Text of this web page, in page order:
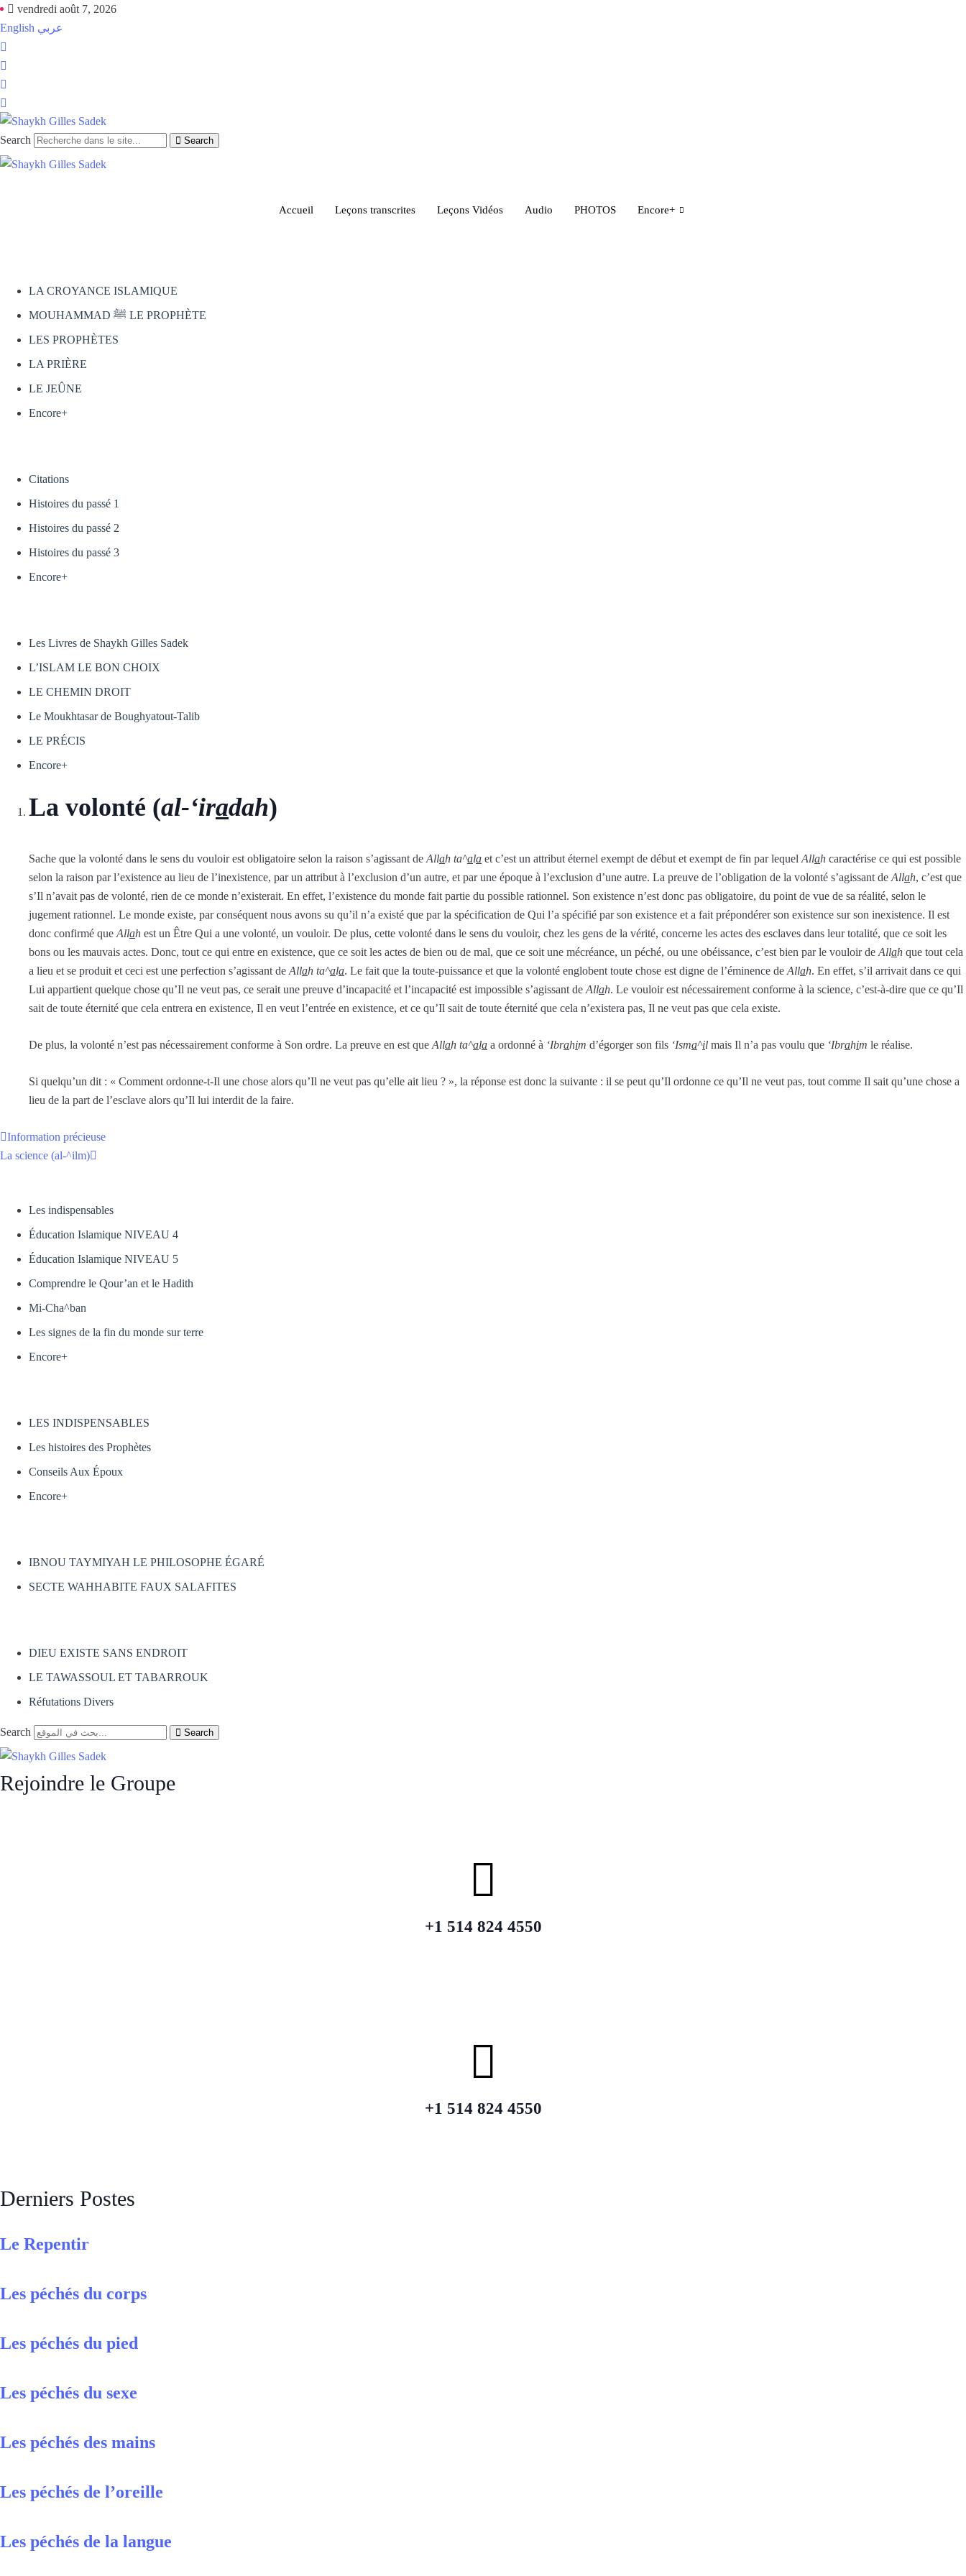
vendredi août 7, 2026
English عربي
Search Search
Accueil Leçons transcrites Leçons Vidéos​ Audio PHOTOS Encore+
LA CROYANCE ISLAMIQUE
MOUHAMMAD ﷺ LE PROPHÈTE
LES PROPHÈTES
LA PRIÈRE
LE JEÛNE
Encore+
Citations
Histoires du passé 1
Histoires du passé 2
Histoires du passé 3
Encore+
Les Livres de Shaykh Gilles Sadek
L’ISLAM LE BON CHOIX
LE CHEMIN DROIT
Le Moukhtasar de Boughyatout-Talib
LE PRÉCIS
Encore+
La volonté (al-‘iradah)
Sache que la volonté dans le sens du vouloir est obligatoire selon la raison s’agissant de Allah ta^ala et c’est un attribut éternel exempt de début et exempt de fin par lequel Allah caractérise ce qui est possible
selon la raison par l’existence au lieu de l’inexistence, par un attribut à l’exclusion d’un autre, et par une époque à l’exclusion d’une autre. La preuve de l’obligation de la volonté s’agissant de Allah, c’est que
s’Il n’avait pas de volonté, rien de ce monde n’existerait. En effet, l’existence du monde fait partie du possible rationnel. Son existence n’est donc pas obligatoire, du point de vue de sa réalité, selon le
jugement rationnel. Le monde existe, par conséquent nous avons su qu’il n’a existé que par la spécification de Qui l’a spécifié par son existence et a fait prépondérer son existence sur son inexistence. Il est
donc confirmé que Allah est un Être Qui a une volonté, un vouloir. De plus, cette volonté dans le sens du vouloir, chez les gens de la vérité, concerne les actes des esclaves dans leur totalité, que ce soit les
bons ou les mauvais actes. Donc, tout ce qui entre en existence, que ce soit les actes de bien ou de mal, que ce soit une mécréance, un péché, ou une obéissance, c’est bien par le vouloir de Allah que tout cela
a lieu et se produit et ceci est une perfection s’agissant de Allah ta^ala. Le fait que la toute-puissance et que la volonté englobent toute chose est digne de l’éminence de Allah. En effet, s’il arrivait dans ce qui
Lui appartient quelque chose qu’Il ne veut pas, ce serait une preuve d’incapacité et l’incapacité est impossible s’agissant de Allah. Le vouloir est nécessairement conforme à la science, c’est-à-dire que ce qu’Il
sait de toute éternité que cela entrera en existence, Il en veut l’entrée en existence, et ce qu’Il sait de toute éternité que cela n’existera pas, Il ne veut pas que cela existe.
De plus, la volonté n’est pas nécessairement conforme à Son ordre. La preuve en est que Allah ta^ala a ordonné à ‘Ibrahim d’égorger son fils ‘Isma^il mais Il n’a pas voulu que ‘Ibrahim le réalise.
Si quelqu’un dit : « Comment ordonne-t-Il une chose alors qu’Il ne veut pas qu’elle ait lieu ? », la réponse est donc la suivante : il se peut qu’Il ordonne ce qu’Il ne veut pas, tout comme Il sait qu’une chose a
lieu de la part de l’esclave alors qu’Il lui interdit de la faire.
Information précieuse
La science (al-^ilm)
Les indispensables
Éducation Islamique NIVEAU 4
Éducation Islamique NIVEAU 5
Comprendre le Qour’an et le Hadith
Mi-Cha^ban
Les signes de la fin du monde sur terre
Encore+
LES INDISPENSABLES
Les histoires des Prophètes
Conseils Aux Époux
Encore+
IBNOU TAYMIYAH LE PHILOSOPHE ÉGARÉ
SECTE WAHHABITE FAUX SALAFITES
DIEU EXISTE SANS ENDROIT
LE TAWASSOUL ET TABARROUK
Réfutations Divers
Search Search
Rejoindre le Groupe
+1 514 824 4550
+1 514 824 4550
Derniers Postes
Le Repentir
Les péchés du corps
Les péchés du pied
Les péchés du sexe
Les péchés des mains
Les péchés de l’oreille
Les péchés de la langue